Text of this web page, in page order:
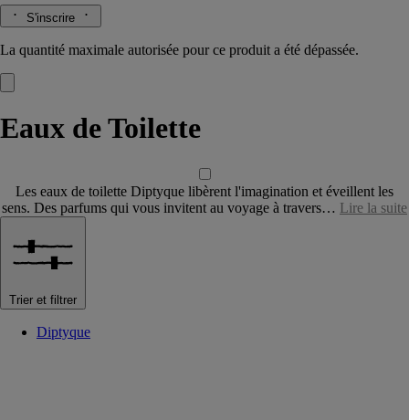
S'inscrire
La quantité maximale autorisée pour ce produit a été dépassée.
Eaux de Toilette
Les eaux de toilette Diptyque libèrent l'imagination et éveillent les
sens. Des parfums qui vous invitent au voyage à travers… Lire la suite
Trier et filtrer
Diptyque